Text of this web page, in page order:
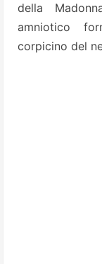
della
amniotico
corpicino del